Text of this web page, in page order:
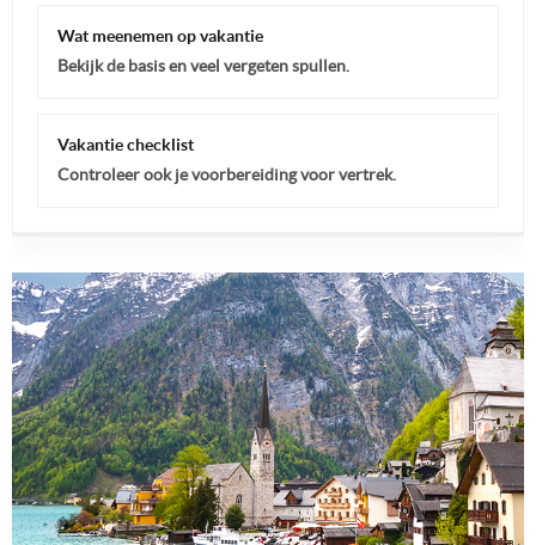
Wat meenemen op vakantie
Bekijk de basis en veel vergeten spullen.
Vakantie checklist
Controleer ook je voorbereiding voor vertrek.